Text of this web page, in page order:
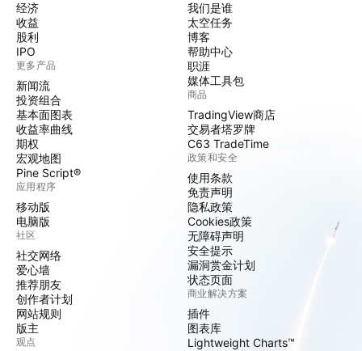
经济
收益
股利
IPO
更多产品
新闻流
投资组合
基本面图表
收益率曲线
期权
宏观地图
Pine Script®
应用程序
移动版
电脑版
社区
社交网络
爱心墙
推荐朋友
创作者计划
网站规则
版主
观点
我们是谁
太空任务
博客
帮助中心
职涯
媒体工具包
商品
TradingView商店
交易者塔罗牌
C63 TradeTime
政策和安全
使用条款
免责声明
隐私政策
Cookies政策
无障碍声明
安全提示
漏洞赏金计划
状态页面
商业解决方案
插件
图表库
Lightweight Charts™